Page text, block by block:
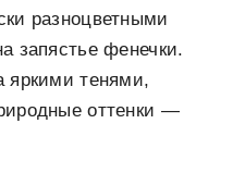
разноцветными
запястье фенечки.
яркими тенями,
оттенки —